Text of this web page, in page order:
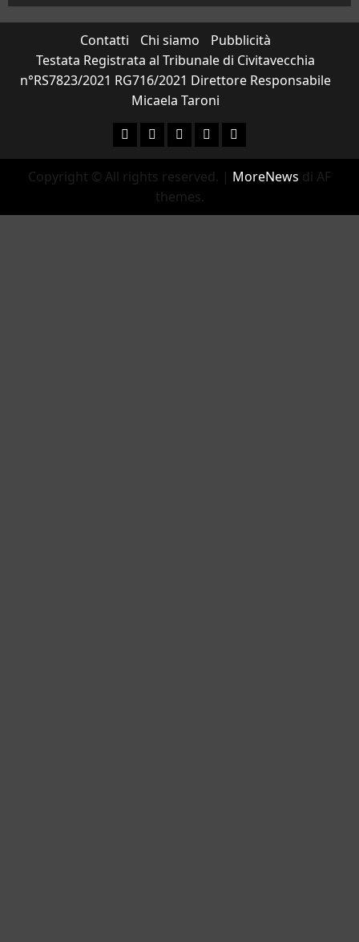
Contatti Chi siamo
Pubblicità
Testata Registrata al Tribunale di Civitavecchia
n°RS7823/2021 RG716/2021 Direttore Responsabile
Micaela Taroni
FacebookInstagram
YouTubeTwitterEmail
Copyright © All rights reserved. | MoreNews di AF
themes.